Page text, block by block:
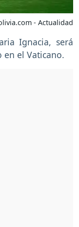
- Actualidad
Ignacia, será
en el Vaticano.